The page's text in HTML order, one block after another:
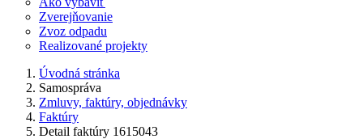
Zverejňovanie
Zvoz odpadu
Realizované projekty
Úvodná stránka
Samospráva
Zmluvy, faktúry, objednávky
Faktúry
Detail faktúry 1615043